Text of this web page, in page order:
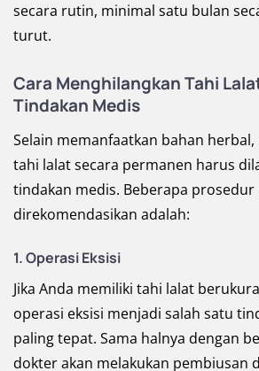
secara rutin, minimal satu bulan
turut.
Cara Menghilangkan Tahi
Tindakan Medis
Selain memanfaatkan bahan
tahi lalat secara permanen harus
tindakan medis. Beberapa prosedur
direkomendasikan adalah:
1. Operasi Eksisi
Jika Anda memiliki tahi lalat
operasi eksisi menjadi salah satu
paling tepat. Sama halnya dengan
dokter akan melakukan pembiusan